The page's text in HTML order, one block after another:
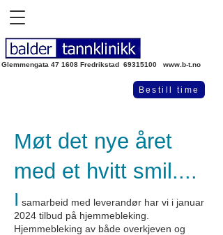
Glemmengata 47 1608 Fredrikstad 69315100 www.b-t.no
Bestill time
Møt det nye året
med et hvitt smil....
I samarbeid med leverandør har vi i januar
2024 tilbud på hjemmebleking.
Hjemmebleking av både overkjeven og